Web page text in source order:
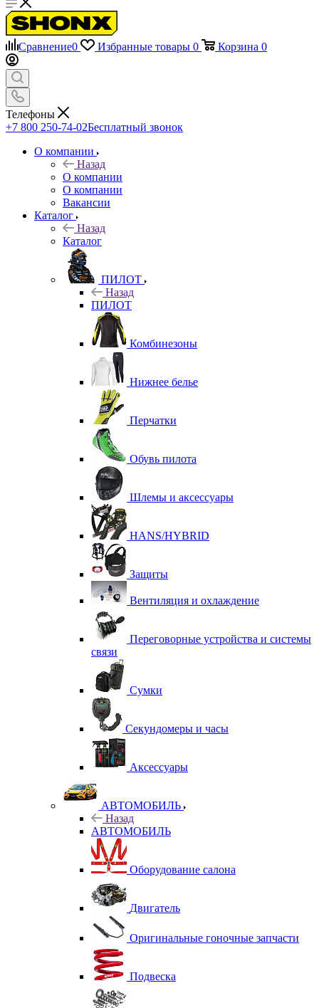
Сравнение0 Избранные товары 0 Корзина 0
Телефоны
+7 800 250-74-02Бесплатный звонок
О компании
Назад
О компании
О компании
Вакансии
Каталог
Назад
Каталог
ПИЛОТ
Назад
ПИЛОТ
Комбинезоны
Нижнее белье
Перчатки
Обувь пилота
Шлемы и аксессуары
HANS/HYBRID
Защиты
Вентиляция и охлаждение
Переговорные устройства и системы
связи
Сумки
Секундомеры и часы
Аксессуары
АВТОМОБИЛЬ
Назад
АВТОМОБИЛЬ
Оборудование салона
Двигатель
Оригинальные гоночные запчасти
Подвеска